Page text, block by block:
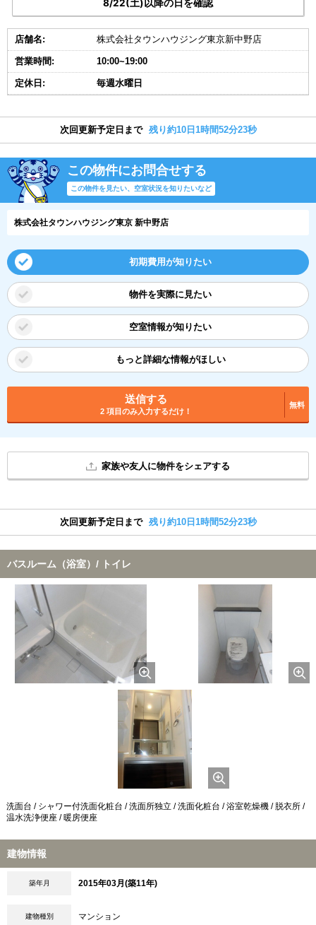
8/22(土)以降の日を確認
店舗名: 株式会社タウンハウジング東京新中野店
営業時間: 10:00~19:00
定休日: 毎週水曜日
次回更新予定日まで 残り約10日1時間52分22秒
この物件にお問合せする
この物件を見たい、空室状況を知りたいなど
株式会社タウンハウジング東京 新中野店
初期費用が知りたい
物件を実際に見たい
空室情報が知りたい
もっと詳細な情報がほしい
送信する
2 項目のみ入力するだけ！
無料
家族や友人に物件をシェアする
次回更新予定日まで 残り約10日1時間52分22秒
バスルーム（浴室）/ トイレ
洗面台 / シャワー付洗面化粧台 / 洗面所独立 / 洗面化粧台 / 浴室乾燥機 / 脱衣所 /
温水洗浄便座 / 暖房便座
建物情報
築年月 2015年03月(築11年)
建物種別 マンション